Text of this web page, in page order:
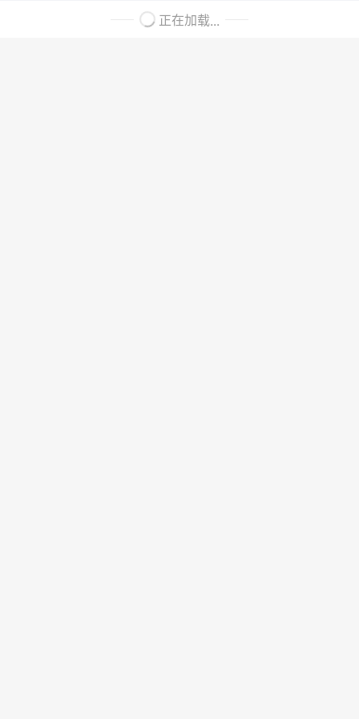
正在加载...